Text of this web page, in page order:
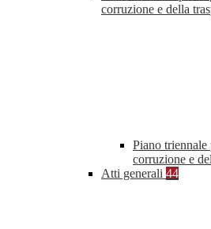
corruzione e della
Piano triennale
corruzione e
Atti generali 44